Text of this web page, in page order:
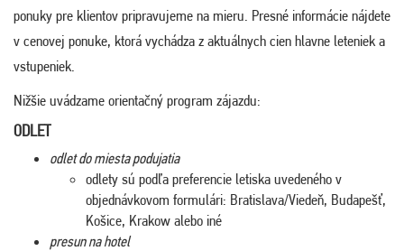
ponuky pre klientov pripravujeme na mieru. Presné informácie nájdete
v cenovej ponuke, ktorá vychádza z aktuálnych cien hlavne leteniek a
vstupeniek.
Nižšie uvádzame orientačný program zájazdu:
ODLET
odlet do miesta podujatia
odlety sú podľa preferencie letiska uvedeného v
objednávkovom formulári: Bratislava/Viedeň, Budapešť,
Košice, Krakow alebo iné
presun na hotel